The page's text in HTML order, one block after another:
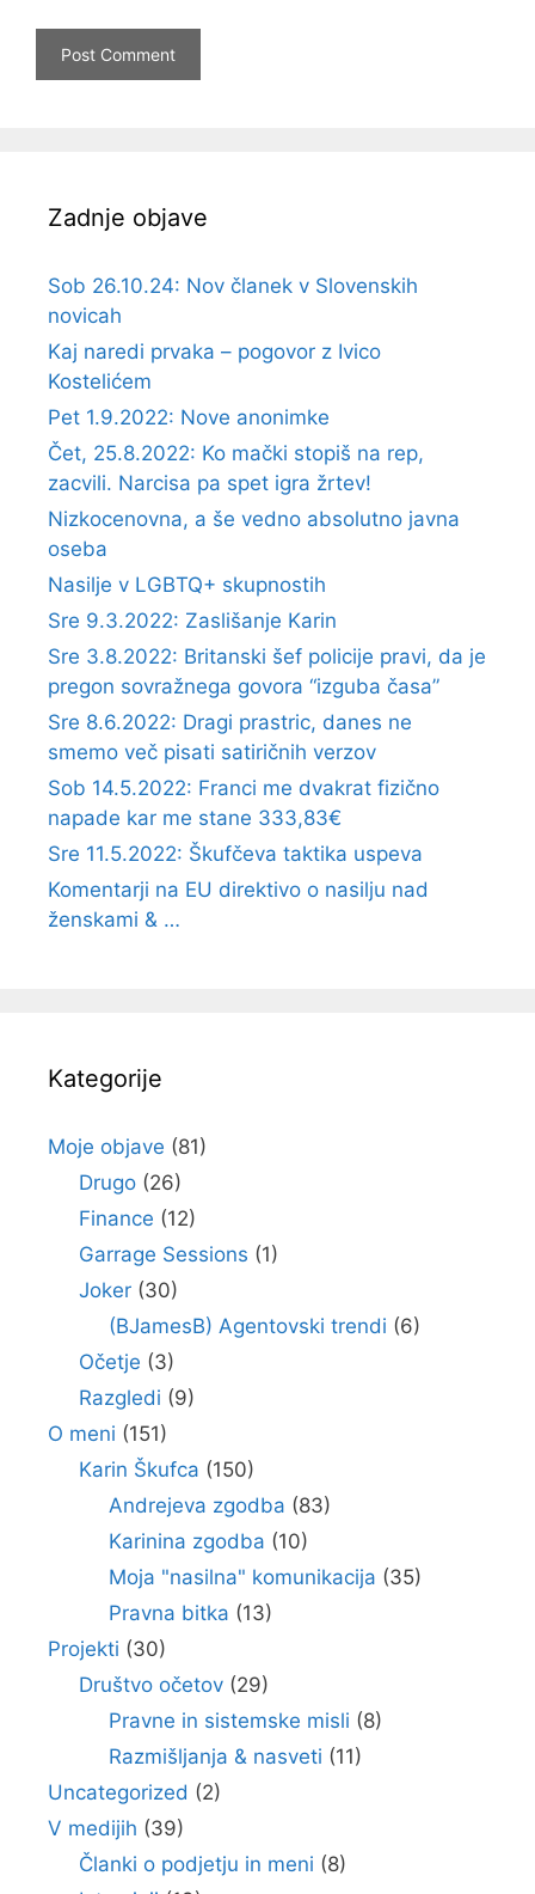
Zadnje objave
Sob 26.10.24: Nov članek v Slovenskih
novicah
Kaj naredi prvaka – pogovor z Ivico
Kostelićem
Pet 1.9.2022: Nove anonimke
Čet, 25.8.2022: Ko mački stopiš na rep,
zacvili. Narcisa pa spet igra žrtev!
Nizkocenovna, a še vedno absolutno javna
oseba
Nasilje v LGBTQ+ skupnostih
Sre 9.3.2022: Zaslišanje Karin
Sre 3.8.2022: Britanski šef policije pravi, da je
pregon sovražnega govora “izguba časa”
Sre 8.6.2022: Dragi prastric, danes ne
smemo več pisati satiričnih verzov
Sob 14.5.2022: Franci me dvakrat fizično
napade kar me stane 333,83€
Sre 11.5.2022: Škufčeva taktika uspeva
Komentarji na EU direktivo o nasilju nad
ženskami & …
Kategorije
Moje objave (81)
Drugo(26)
Finance (12)
Garrage Sessions (1)
Joker(30)
(BJamesB) Agentovski trendi (6)
Očetje (3)
Razgledi (9)
O meni (151)
Karin Škufca (150)
Andrejeva zgodba (83)
Karinina zgodba (10)
Moja "nasilna" komunikacija (35)
Pravna bitka (13)
Projekti (30)
Društvo očetov(29)
Pravne in sistemske misli (8)
Razmišljanja & nasveti (11)
Uncategorized (2)
V medijih (39)
Članki o podjetju in meni (8)